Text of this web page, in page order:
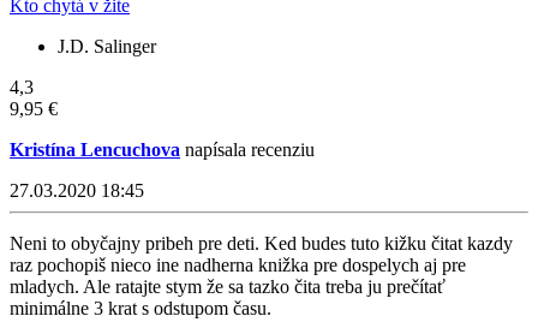
Kto chytá v žite
J.D. Salinger
4,3
9,95 €
Kristína Lencuchova napísala recenziu
27.03.2020 18:45
Neni to obyčajny pribeh pre deti. Ked budes tuto kižku čitat kazdy
raz pochopiš nieco ine nadherna knižka pre dospelych aj pre
mladych. Ale ratajte stym že sa tazko čita treba ju prečítať
minimálne 3 krat s odstupom času.